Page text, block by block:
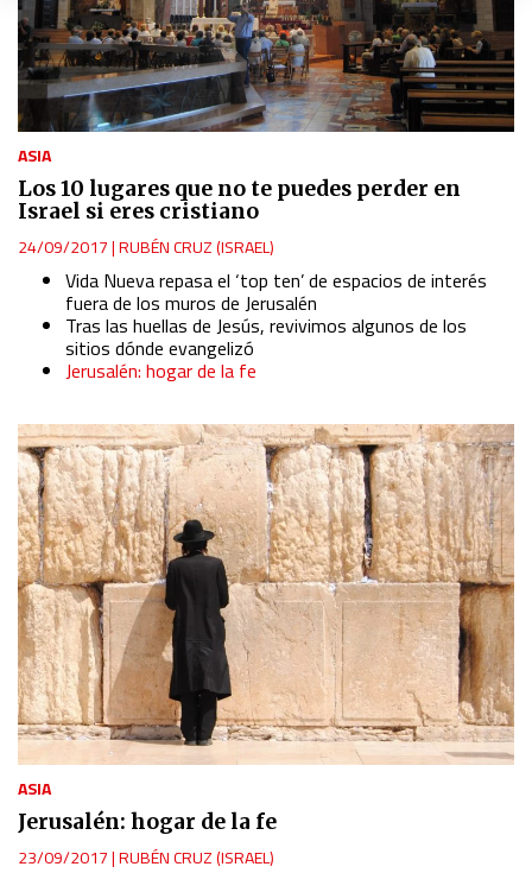
ASIA
Los 10 lugares que no te puedes perder en
Israel si eres cristiano
24/09/2017|RUBÉN CRUZ (ISRAEL)
Vida Nueva repasa el ‘top ten’ de espacios de interés
fuera de los muros de Jerusalén
Tras las huellas de Jesús, revivimos algunos de los
sitios dónde evangelizó
Jerusalén: hogar de la fe
ASIA
Jerusalén: hogar de la fe
23/09/2017|RUBÉN CRUZ (ISRAEL)
Use profiles to select personalised content
Measure advertising performance
Measure content performance
Understand audiences through statistics or combinations
of data from different sources
Develop and improve services
Use limited data to select content
IAB Special Features:
Use precise geolocation data
Identify devices based on information actively requested
Non-IAB processing purposes:
Essential
Analytical
Functional